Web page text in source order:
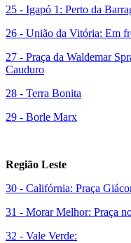
25 - Igapó 1: Perto da
26 - União da Vitória: Em
27 - Praça da Waldemar
Cauduro
28 - Terra Bonita
29 - Borle Marx
Região Leste
30 - Califórnia: Praça
31 - Morar Melhor: Praça
32 - Vale Verde: